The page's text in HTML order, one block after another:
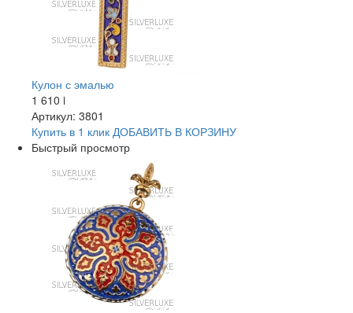
Кулон с эмалью
1 610 i
Артикул: 3801
Купить в 1 клик ДОБАВИТЬ В КОРЗИНУ
Быстрый просмотр